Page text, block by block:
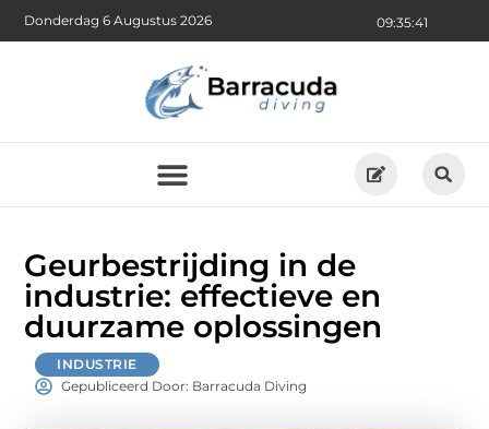
09:35:42
Donderdag 6 Augustus 2026
Geurbestrijding in de
industrie: effectieve en
duurzame oplossingen
INDUSTRIE
Gepubliceerd Door: Barracuda Diving